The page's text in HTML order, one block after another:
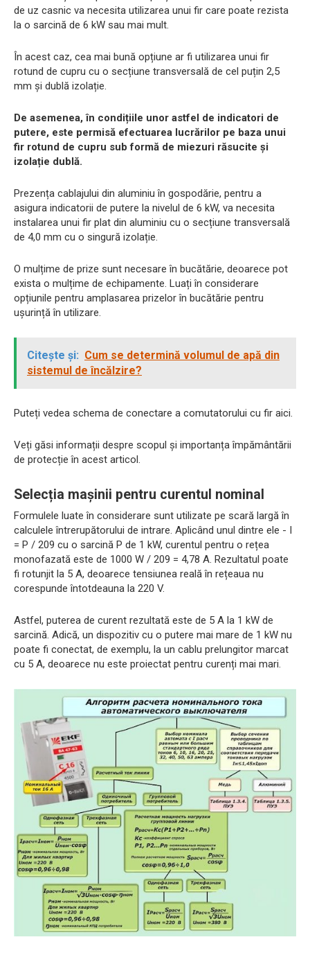
de uz casnic va necesita utilizarea unui fir care poate rezista
la o sarcină de 6 kW sau mai mult.
În acest caz, cea mai bună opțiune ar fi utilizarea unui fir
rotund de cupru cu o secțiune transversală de cel puțin 2,5
mm și dublă izolație.
De asemenea, în condițiile unor astfel de indicatori de
putere, este permisă efectuarea lucrărilor pe baza unui
fir rotund de cupru sub formă de miezuri răsucite și
izolație dublă.
Prezența cablajului din aluminiu în gospodărie, pentru a
asigura indicatorii de putere la nivelul de 6 kW, va necesita
instalarea unui fir plat din aluminiu cu o secțiune transversală
de 4,0 mm cu o singură izolație.
O mulțime de prize sunt necesare în bucătărie, deoarece pot
exista o mulțime de echipamente. Luați în considerare
opțiunile pentru amplasarea prizelor în bucătărie pentru
ușurință în utilizare.
Citește și: Cum se determină volumul de apă din
sistemul de încălzire?
Puteți vedea schema de conectare a comutatorului cu fir aici.
Veți găsi informații despre scopul și importanța împământării
de protecție în acest articol.
Selecția mașinii pentru curentul nominal
Formulele luate în considerare sunt utilizate pe scară largă în
calculele întrerupătorului de intrare. Aplicând unul dintre ele - I
= P / 209 cu o sarcină P de 1 kW, curentul pentru o rețea
monofazată este de 1000 W / 209 = 4,78 A. Rezultatul poate
fi rotunjit la 5 A, deoarece tensiunea reală în rețeaua nu
corespunde întotdeauna la 220 V.
Astfel, puterea de curent rezultată este de 5 A la 1 kW de
sarcină. Adică, un dispozitiv cu o putere mai mare de 1 kW nu
poate fi conectat, de exemplu, la un cablu prelungitor marcat
cu 5 A, deoarece nu este proiectat pentru curenți mai mari.